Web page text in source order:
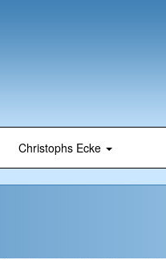
Christophs Ecke